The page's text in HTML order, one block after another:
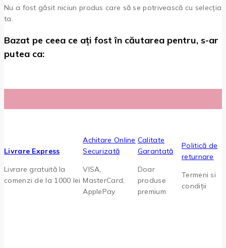
Nu a fost găsit niciun produs care să se potrivească cu selecția
ta.
Bazat pe ceea ce ați fost în căutarea pentru, s-ar
putea ca:
Livrare Express
Livrare gratuită la
comenzi de la 1000 lei
Achitare Online
Securizată
VISA,
MasterCard,
ApplePay
Calitate
Garantată
Doar
produse
premium
Politică de
returnare
Termeni si
condiții